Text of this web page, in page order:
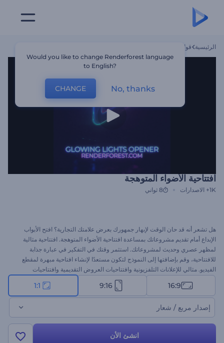
الرئيسية قوالب
افتتاحية الأضواء المتوهجة
1K+ الاصدارات 8 ثواني
هل تشعر أنه قد حان الوقت لإبهار جمهورك بعرض علامتك التجارية؟ افتح الأبواب
الإبداع أمام تقديم مشروعاتك بمساعدة افتتاحية الأضواء المتوهجة. افتتاحية مثالية
لمظهر عصري وحديث لمشروعاتك. استثمر وقتك في التفكير في عبارة جذابة
للافتتاحية، وقم بإضافتها إلى النموذج لتكون مستعدًا لإنشاء افتاحية مبهرة لمقطع
الفيديو. مثالي للإعلانات التلفزيونية وافتتاحيات العروض التقديمية وافتتاحيات
16:9
9:16
1:1
إصدار مربع / شعار
انشئ الأن
Would you like to change Renderforest language
to English?
CHANGE No, thanks